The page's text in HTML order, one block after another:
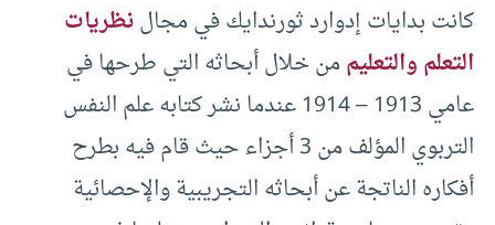
كانت بدايات إدوارد ثورندايك في مجالنظريات
التعلم والتعليممن خلال أبحاثه التي طرحها في
عامي 1913 – 1914 عندما نشر كتابه علم النفس
التربوي المؤلف من 3 أجزاء حيث قام فيه بطرح
أفكاره الناتجة عن أبحاثه التجريبية والإحصائية